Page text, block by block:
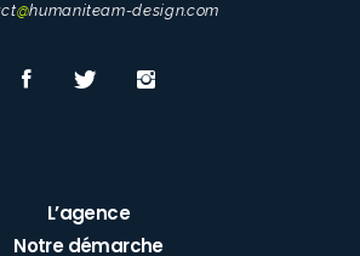
@humaniteam-design.com
L’agence
Notre démarche